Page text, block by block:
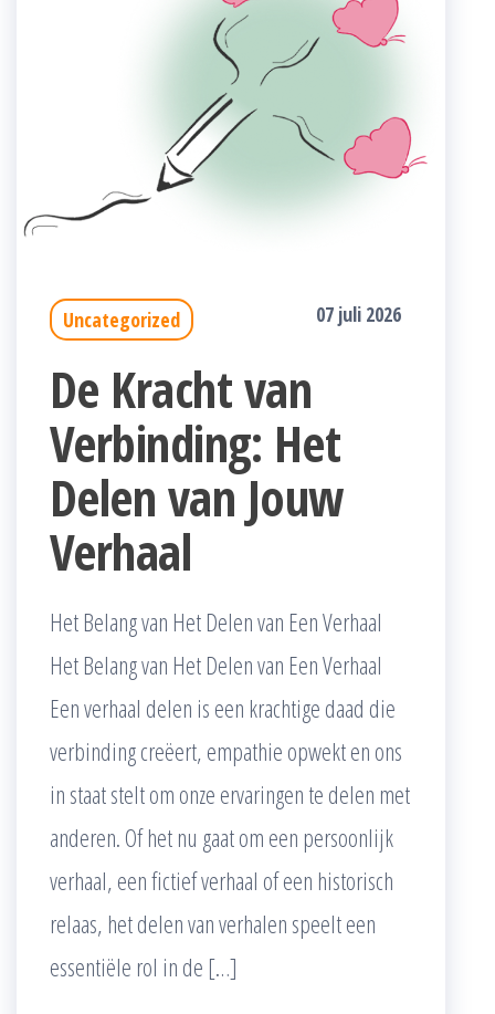
Uncategorized 07 juli 2026
De Kracht van
Verbinding: Het
Delen van Jouw
Verhaal
Het Belang van Het Delen van Een Verhaal
Het Belang van Het Delen van Een Verhaal
Een verhaal delen is een krachtige daad die
verbinding creëert, empathie opwekt en ons
in staat stelt om onze ervaringen te delen met
anderen. Of het nu gaat om een persoonlijk
verhaal, een fictief verhaal of een historisch
relaas, het delen van verhalen speelt een
essentiële rol in de […]